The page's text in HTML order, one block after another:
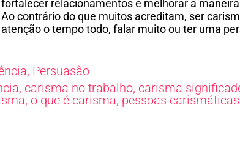
fortalecer relacionamentos e melhorar a
Ao contrário do que muitos acreditam, ser
atenção o tempo todo, falar muito ou ter uma
, Persuasão
, carisma no trabalho, carisma
, o que é carisma, pessoas carismáticas